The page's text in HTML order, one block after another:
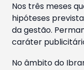
Nos três meses
hipóteses
da gestão.
caráter
No âmbito do